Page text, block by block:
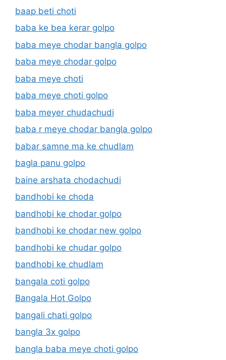
baap beti choti
baba ke bea kerar golpo
baba meye chodar bangla golpo
baba meye chodar golpo
baba meye choti
baba meye choti golpo
baba meyer chudachudi
baba r meye chodar bangla golpo
babar samne ma ke chudlam
bagla panu golpo
baine arshata chodachudi
bandhobi ke choda
bandhobi ke chodar golpo
bandhobi ke chodar new golpo
bandhobi ke chudar golpo
bandhobi ke chudlam
bangala coti golpo
Bangala Hot Golpo
bangali chati golpo
bangla 3x golpo
bangla baba meye choti golpo